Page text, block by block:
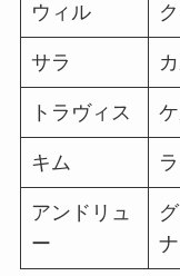
ウィル
サラ
トラヴィス
キム
アンドリュ
ー